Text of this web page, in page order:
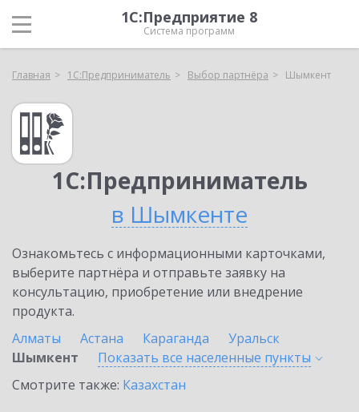
1С:Предприятие 8
Система программ
Главная 1С:Предприниматель Выбор партнёра Шымкент
1С:Предприниматель
в Шымкенте
Ознакомьтесь с информационными карточками,
выберите партнёра и отправьте заявку на
консультацию, приобретение или внедрение
продукта.
Алматы
Астана Караганда
Уральск
Шымкент
Показать все населенные пункты
Смотрите также: Казахстан